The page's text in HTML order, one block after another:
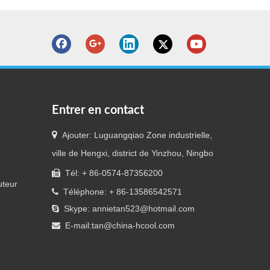
Entrer en contact
 Ajouter: Luguangqiao Zone industrielle,
ville de Hengxi, district de Yinzhou, Ningbo
 Tél: + 86-0574-87356200
 Téléphone: + 86-13586542571
 Skype: annietan523@hotmail.com
 E-mail:tan@china-hcool.com